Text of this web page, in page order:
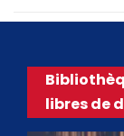
libres de